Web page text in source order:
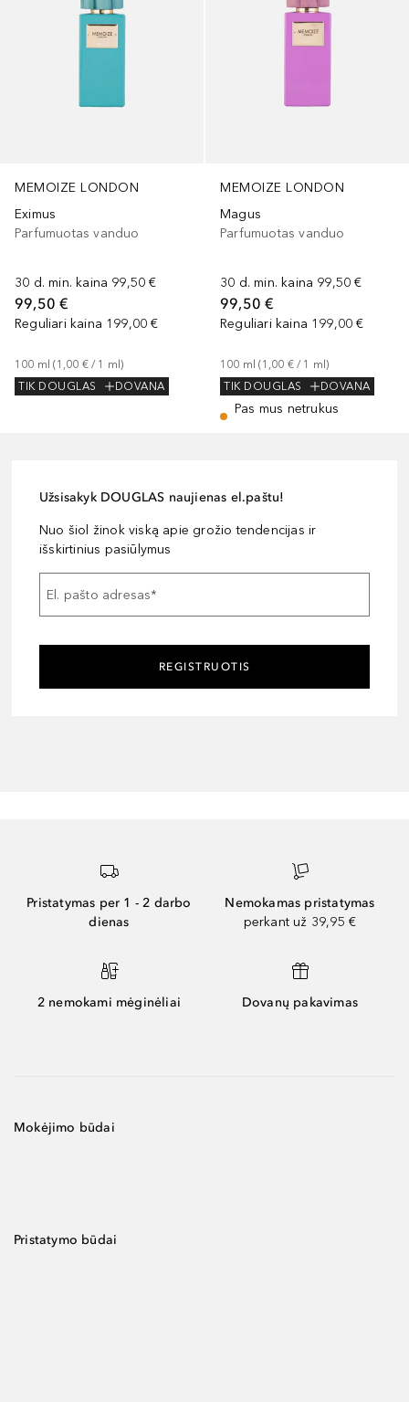
MEMOIZE LONDON
Eximus
Parfumuotas vanduo
30 d. min. kaina 99,50 €
99,50 €
Reguliari kaina 199,00 €
100 ml (1,00 € / 1 ml)
TIK DOUGLAS
DOVANA
MEMOIZE LONDON
Magus
Parfumuotas vanduo
30 d. min. kaina 99,50 €
99,50 €
Reguliari kaina 199,00 €
100 ml (1,00 € / 1 ml)
TIK DOUGLAS
DOVANA
Pas mus netrukus
Užsisakyk DOUGLAS naujienas el.paštu!
Nuo šiol žinok viską apie grožio tendencijas ir
išskirtinius pasiūlymus
El. pašto adresas*
REGISTRUOTIS
Pristatymas per 1 - 2 darbo
dienas
Nemokamas pristatymas
perkant už 39,95 €
2 nemokami mėginėliai Dovanų pakavimas
Mokėjimo būdai
Pristatymo būdai